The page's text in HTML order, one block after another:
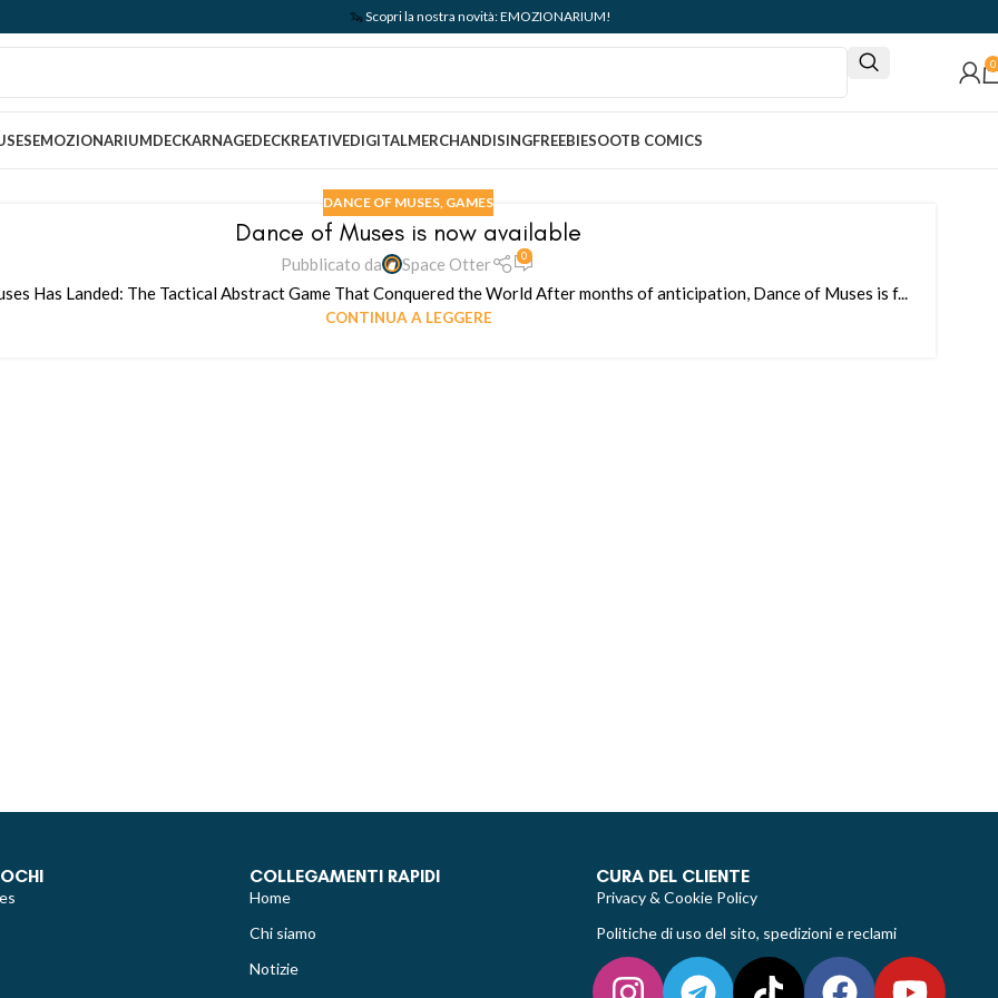
🦦 Scopri la nostra novità: EMOZIONARIUM!
0
EMOZIONARIUMDECKARNAGEDECKREATIVEDIGITALMERCHANDISINGFREEBIESOOTB COMICS
DANCE OF MUSES, GAMES
Dance of Muses is now available
Pubblicato da Space Otter 0
Has Landed: The Tactical Abstract Game That Conquered the World After months of anticipation, Dance of Muses is f...
CONTINUA A LEGGERE
COLLEGAMENTI RAPIDI
Home
Chi siamo
Notizie
CURA DEL CLIENTE
Privacy & Cookie Policy
Politiche di uso del sito, spedizioni e reclami